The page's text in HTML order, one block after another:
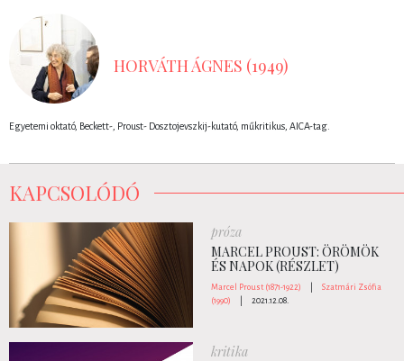
HORVÁTH ÁGNES (1949)
Egyetemi oktató, Beckett-, Proust- Dosztojevszkij-kutató, műkritikus, AICA-tag.
KAPCSOLÓDÓ
próza
MARCEL PROUST: ÖRÖMÖK
ÉS NAPOK (RÉSZLET)
Marcel Proust (1871-1922)
Szatmári Zsófia
(1990)
2021.12.08.
kritika